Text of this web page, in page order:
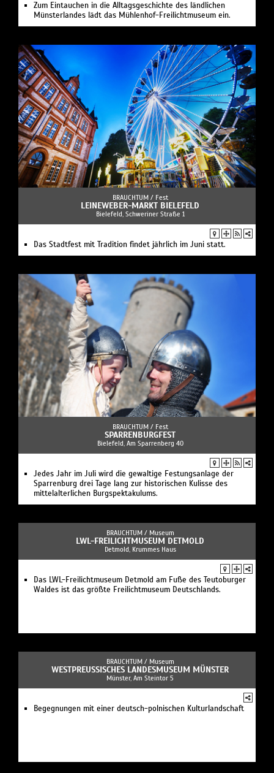
Zum Eintauchen in die Alltagsgeschichte des ländlichen
Münsterlandes lädt das Mühlenhof-Freilichtmuseum ein.
BRAUCHTUM / Fest
LEINEWEBER-MARKT BIELEFELD
Bielefeld, Schweriner Straße 1
Das Stadtfest mit Tradition findet jährlich im Juni statt.
BRAUCHTUM / Fest
SPARRENBURGFEST
Bielefeld, Am Sparrenberg 40
Jedes Jahr im Juli wird die gewaltige Festungsanlage der
Sparrenburg drei Tage lang zur historischen Kulisse des
mittelalterlichen Burgspektakulums.
BRAUCHTUM / Museum
LWL-FREILICHTMUSEUM DETMOLD
Detmold, Krummes Haus
Das LWL-Freilichtmuseum Detmold am Fuße des Teutoburger
Waldes ist das größte Freilichtmuseum Deutschlands.
BRAUCHTUM / Museum
WESTPREUSSISCHES LANDESMUSEUM MÜNSTER
Münster, Am Steintor 5
Begegnungen mit einer deutsch-polnischen Kulturlandschaft